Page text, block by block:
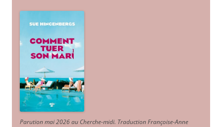
Parution mai 2026 au Cherche-midi. Traduction Françoise-Anne